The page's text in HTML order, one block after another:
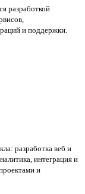
разработкой
и поддержки.
разработка веб и
интеграция и
и